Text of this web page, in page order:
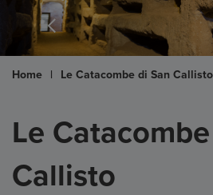
Home | Le Catacombe di San Callisto
Le
Callisto